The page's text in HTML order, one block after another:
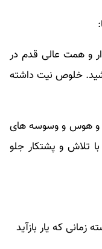
و همت عالی قدم در
خلوص نیت داشته
و هوس و وسوسه های
تلاش و پشتکار جلو